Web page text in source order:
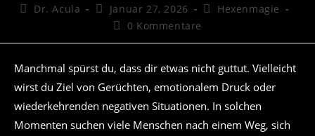
Beitrags-
Dr. Acula
Beitrag
veröffentlicht:
Januar 27, 2026
Beitrags-
Hexenmagie
Beitrags-
0 Kommentare
Manchmal spürst du, dass dir etwas nicht guttut. Vielleicht
wirst du Ziel von Gerüchten, emotionalem Druck oder
wiederkehrenden negativen Situationen. In solchen
Momenten suchen viele Menschen nach einem Weg, sich